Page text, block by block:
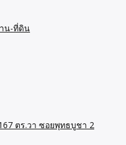
น-ที่ดิน
ตร.วา ซอยพุทธบูชา 2